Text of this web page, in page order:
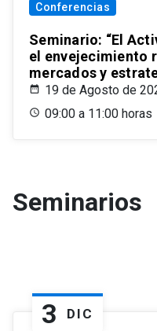
Conferencias
Seminario: “El
el envejecimiento
mercados y
19 de Agosto de
09:00 a 11:00 horas
Seminarios
3 DIC